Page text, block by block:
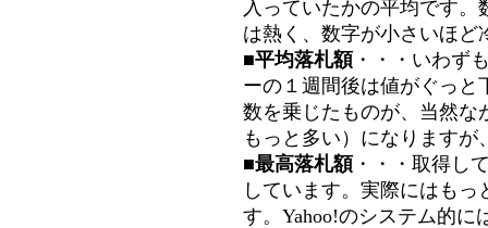
入っていたかの平均です
は熱く、数字が小さいほど
■平均落札額 ・・・いわず
ーの１週間後は値がぐっと
数を乗じたものが、当然な
もっと多い）になります
■最高落札額 ・・・取得し
しています。実際にはも
す。Yahoo!のシステム的に